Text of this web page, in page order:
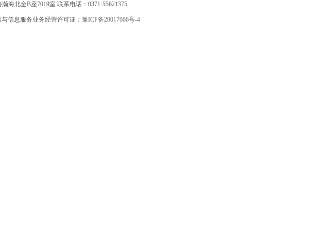
海北金B座7019室 联系电话：0371-55621375
信息服务业务经营许可证： 豫ICP备20017666号-4